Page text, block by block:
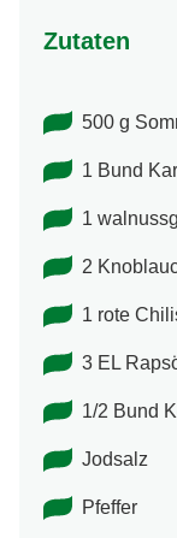
Zutaten
500 g
1 Bund
1
2
1 rote
3 EL
1/2 Bund
Jodsalz
Pfeffer